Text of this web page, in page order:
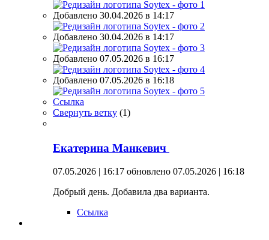
Добавлено 30.04.2026 в 14:17
Добавлено 30.04.2026 в 14:17
Добавлено 07.05.2026 в 16:17
Добавлено 07.05.2026 в 16:18
Ссылка
Свернуть ветку (1)
Екатерина Манкевич
07.05.2026 | 16:17 обновлено 07.05.2026 | 16:18
Добрый день. Добавила два варианта.
Ссылка